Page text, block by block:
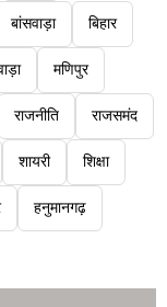
बांसवाड़ा बिहार
मणिपुर
राजनीति राजसमंद
शायरी शिक्षा
हनुमानगढ़